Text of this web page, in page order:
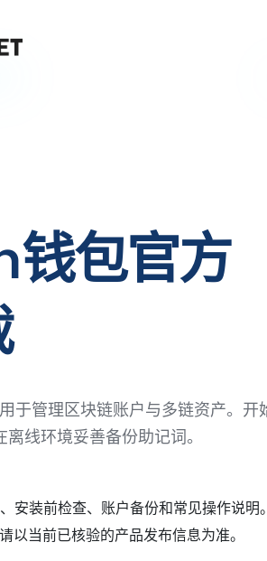
包官方
管理区块链账户与多链资产。开
线环境妥善备份助记词。
安装前检查、账户备份和常见操作说明
以当前已核验的产品发布信息为准。